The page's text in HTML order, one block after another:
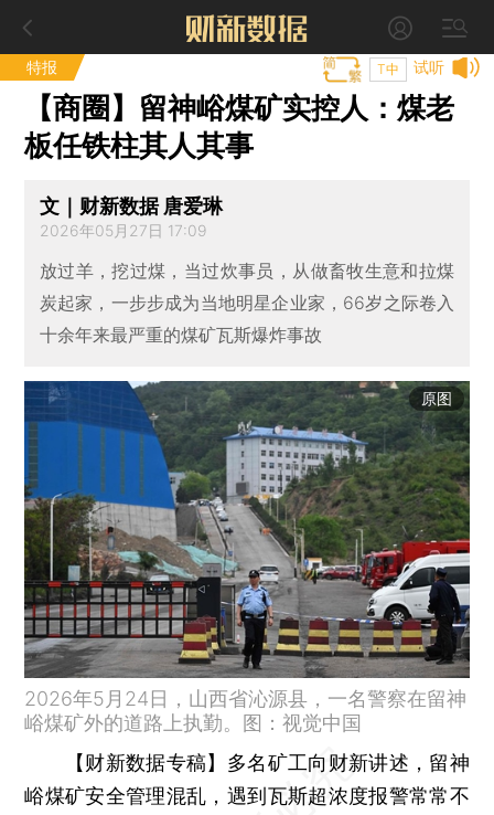
特报 试听
T中
【商圈】留神峪煤矿实控人：煤老
板任铁柱其人其事
文｜财新数据 唐爱琳
2026年05月27日 17:09
放过羊，挖过煤，当过炊事员，从做畜牧生意和拉煤
炭起家，一步步成为当地明星企业家，66岁之际卷入
十余年来最严重的煤矿瓦斯爆炸事故
原图
2026年5月24日，山西省沁源县，一名警察在留神
峪煤矿外的道路上执勤。图：视觉中国
【财新数据专稿】 多名矿工向财新讲述，留神
峪煤矿安全管理混乱，遇到瓦斯超浓度报警常常不